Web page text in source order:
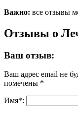
Важно: все отзывы
Отзывы о
Ваш отзыв:
Ваш адрес email не
помечены *
Имя*: